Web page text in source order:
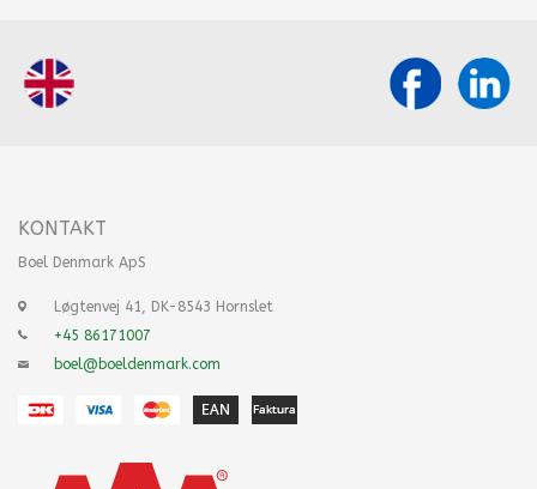
KONTAKT
Boel Denmark ApS
Løgtenvej 41, DK-8543 Hornslet
+45 86171007
boel@boeldenmark.com